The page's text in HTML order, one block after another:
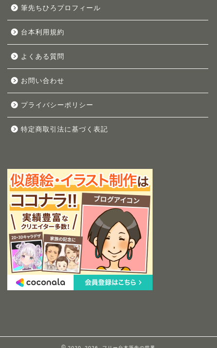
筆先ちひろプロフィール
台本利用規約
よくある質問
お問い合わせ
プライバシーポリシー
特定商取引法に基づく表記